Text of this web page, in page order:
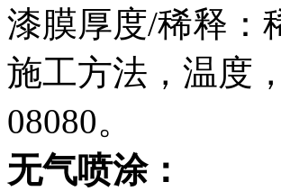
漆膜厚度/稀释：
施工方法，温度
08080。
无气喷涂：